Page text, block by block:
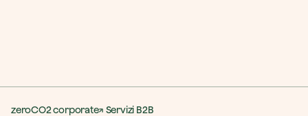
zeroCO2 corporate Servizi B2B